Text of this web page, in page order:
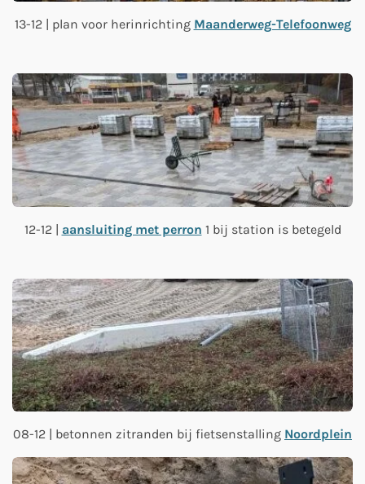
13-12 | plan voor herinrichting Maanderweg-Telefoonweg
12-12 | aansluiting met perron 1 bij station is betegeld
08-12 | betonnen zitranden bij fietsenstalling Noordplein